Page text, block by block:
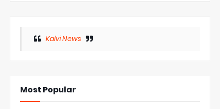
Kalvi News
Most Popular